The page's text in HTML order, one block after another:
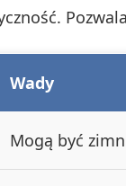
Wady
Mogą być